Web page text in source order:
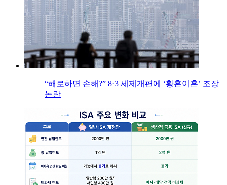
“해로하면 손해?” 8·3 세제개편에 ‘황혼이혼’ 조장
논란